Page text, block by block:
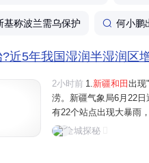
基称波兰需乌保护 何小鹏
近5年我国湿润半湿润区
2小时前 1. 新疆和田出现
涝。新疆气象局6月22日
有22个站点出现大暴雨
水量达76.5毫米。而和
全城探秘